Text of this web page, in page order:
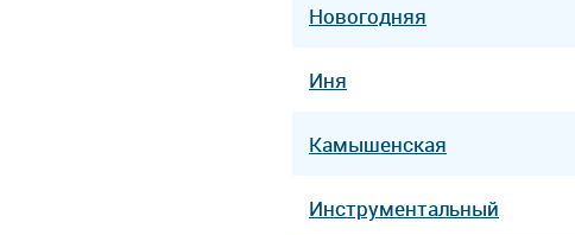
Новогодняя
Иня
Камышенская
Инструментальный